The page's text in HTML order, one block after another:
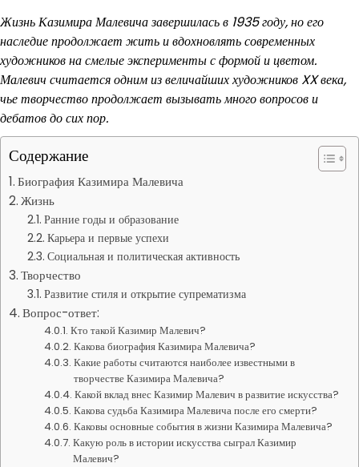
Жизнь Казимира Малевича завершилась в 1935 году, но его
наследие продолжает жить и вдохновлять современных
художников на смелые эксперименты с формой и цветом.
Малевич считается одним из величайших художников XX века,
чье творчество продолжает вызывать много вопросов и
дебатов до сих пор.
Содержание
Биография Казимира Малевича
Жизнь
Ранние годы и образование
Карьера и первые успехи
Социальная и политическая активность
Творчество
Развитие стиля и открытие супрематизма
Вопрос-ответ:
Кто такой Казимир Малевич?
Какова биография Казимира Малевича?
Какие работы считаются наиболее известными в
творчестве Казимира Малевича?
Какой вклад внес Казимир Малевич в развитие искусства?
Какова судьба Казимира Малевича после его смерти?
Каковы основные события в жизни Казимира Малевича?
Какую роль в истории искусства сыграл Казимир
Малевич?